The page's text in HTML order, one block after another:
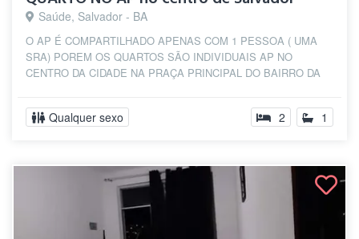
Saúde, Salvador - BA
O AP É COMPARTILHADO APENAS COM 1 PESSOA ( UMA
SRA) POREM OS QUARTOS SÃO INDIVIDUAIS AP NO
CENTRO DA CIDADE NA PRAÇA PRINCIPAL DO BAIRRO DA
Qualquer sexo 2 1